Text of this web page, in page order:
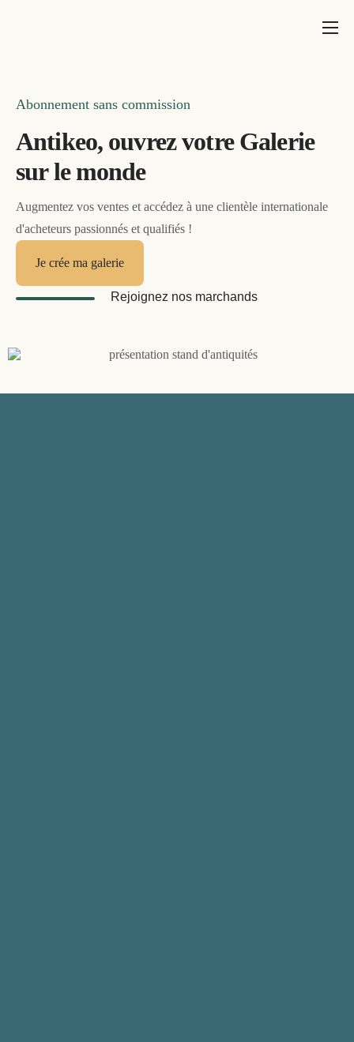
Nos services
Abonnement sans commission
Antikeo, ouvrez votre Galerie
sur le monde
Augmentez vos ventes et accédez à une clientèle internationale
d'acheteurs passionnés et qualifiés !
Je crée ma galerie
Rejoignez nos marchands